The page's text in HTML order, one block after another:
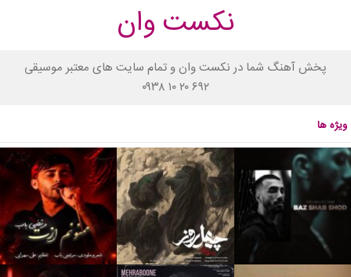
نکست وان
پخش آهنگ شما در نکست وان و تمام سایت های معتبر موسیقی
۰۹۳۸ ۱۰ ۲۰ ۶۹۲
ویژه ها